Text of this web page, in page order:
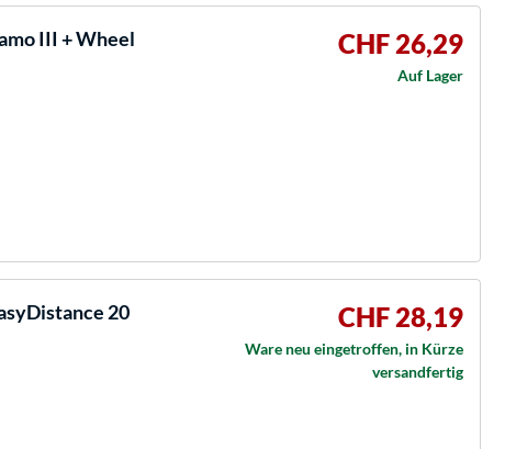
III + Wheel CHF 26,29
Auf Lager
20 CHF 28,19
Ware neu eingetroffen, in Kürze
versandfertig